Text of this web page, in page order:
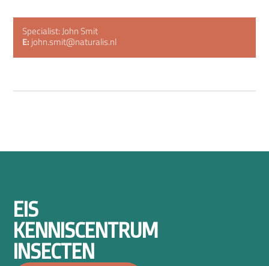
Specialist: John Smit
E: john.smit@naturalis.nl
EIS
KENNISCENTRUM
INSECTEN